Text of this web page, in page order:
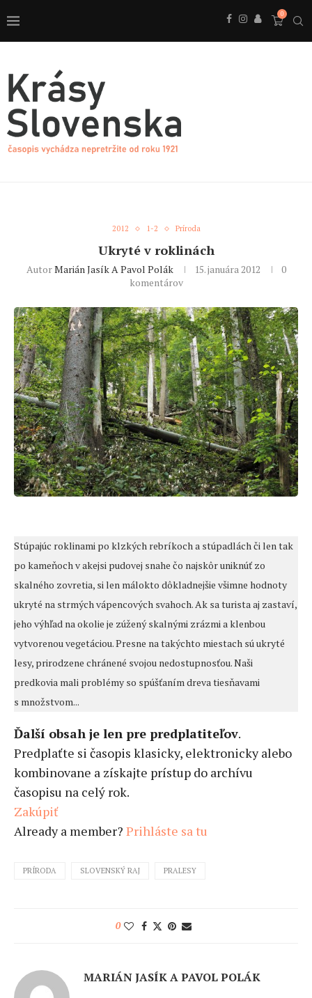
0
2012 1-2 Príroda
Ukryté v roklinách
AutorMarián Jasík A Pavol Polák 15. januára 2012
0
komentárov
Stúpajúc roklinami po klzkých rebríkoch a stúpadlách či len tak
po kameňoch v akejsi pudovej snahe čo najskôr uniknúť zo
skalného zovretia, si len málokto dôkladnejšie všimne hodnoty
ukryté na strmých vápencových svahoch. Ak sa turista aj zastaví,
jeho výhľad na okolie je zúžený skalnými zrázmi a klenbou
vytvorenou vegetáciou. Presne na takýchto miestach sú ukryté
lesy, prirodzene chránené svojou nedostupnosťou. Naši
predkovia mali problémy so spúšťaním dreva tiesňavami
s množstvom...
Ďalší obsah je len pre predplatiteľov.
Predplaťte si časopis klasicky, elektronicky alebo
kombinovane a získajte prístup do archívu
časopisu na celý rok.
Zakúpiť
Already a member? Prihláste sa tu
PRÍRODA SLOVENSKÝ RAJ PRALESY
0
MARIÁN JASÍK A PAVOL POLÁK